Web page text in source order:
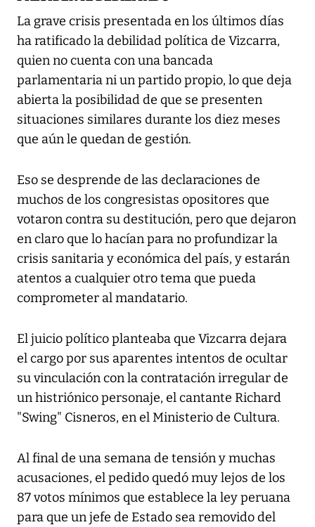
La grave crisis presentada en los últimos días
ha ratificado la debilidad política de Vizcarra,
quien no cuenta con una bancada
parlamentaria ni un partido propio, lo que deja
abierta la posibilidad de que se presenten
situaciones similares durante los diez meses
que aún le quedan de gestión.
Eso se desprende de las declaraciones de
muchos de los congresistas opositores que
votaron contra su destitución, pero que dejaron
en claro que lo hacían para no profundizar la
crisis sanitaria y económica del país, y estarán
atentos a cualquier otro tema que pueda
comprometer al mandatario.
El juicio político planteaba que Vizcarra dejara
el cargo por sus aparentes intentos de ocultar
su vinculación con la contratación irregular de
un histriónico personaje, el cantante Richard
"Swing" Cisneros, en el Ministerio de Cultura.
Al final de una semana de tensión y muchas
acusaciones, el pedido quedó muy lejos de los
87 votos mínimos que establece la ley peruana
para que un jefe de Estado sea removido del